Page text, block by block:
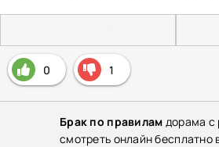
0 1
Брак по правилам дорама с
смотреть онлайн бесплатно